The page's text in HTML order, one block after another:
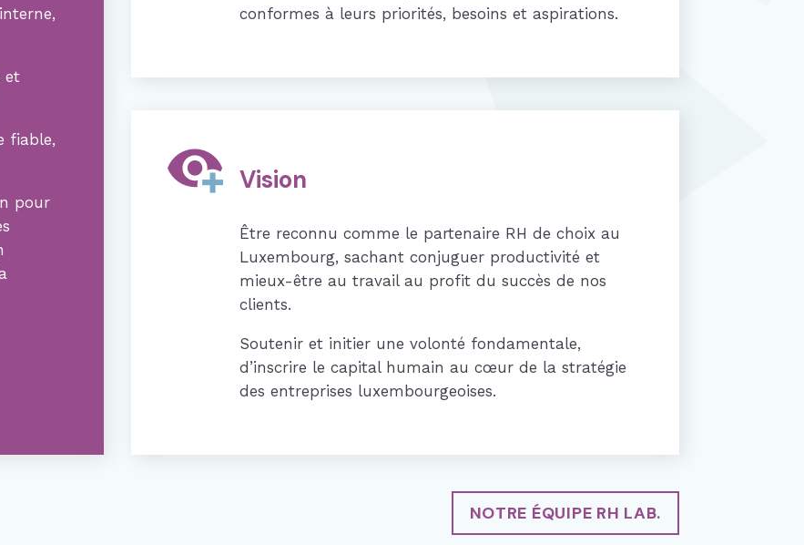
et
fiable,
pour
conformes à leurs priorités, besoins et aspirations.
Vision
Être reconnu comme le partenaire RH de choix au
Luxembourg, sachant conjuguer productivité et
mieux-être au travail au profit du succès de nos
clients.
Soutenir et initier une volonté fondamentale,
d’inscrire le capital humain au cœur de la stratégie
des entreprises luxembourgeoises.
NOTRE ÉQUIPE RH LAB.